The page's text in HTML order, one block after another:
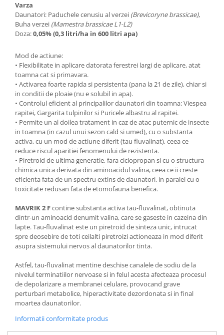
Varza
Daunatori: Paduchele cenusiu al verzei (Brevicoryne brassicae),
Buha verzei (Mamestra brassicae L1-L2)
Doza:0,05% (0,3 litri/ha in 600 litri apa)
Mod de actiune:
• Flexibilitate in aplicare datorata ferestrei largi de aplicare, atat
toamna cat si primavara.
• Activarea foarte rapida si persistenta (pana la 21 de zile), chiar si
in conditii de ploaie (nu e solubil in apa).
• Controlul eficient al principalilor daunatori din toamna: Viespea
rapitei, Gargarita tulpinilor si Puricele albastru al rapitei.
• Permite un al doilea tratament in caz de atac puternic de insecte
in toamna (in cazul unui sezon cald si umed), cu o substanta
activa, cu un mod de actiune diferit (tau fluvalinat), ceea ce
reduce riscul aparitiei fenomenului de rezistenta.
• Piretroid de ultima generatie, fara ciclopropan si cu o structura
chimica unica derivata din aminoacidul valina, ceea ce ii creste
eficienta fata de un spectru extins de daunatori, in paralel cu o
toxicitate redusan fata de etomofauna benefica.
MAVRIK 2 Fcontine substanta activa tau-fluvalinat, obtinuta
dintr-un aminoacid denumit valina, care se gaseste in cazeina din
lapte. Tau-fluvalinat este un piretroid de sinteza unic, intrucat
spre deosebire de toti ceilalti piretroizi actioneaza in mod diferit
asupra sistemului nervos al daunatorilor tinta.
Astfel, tau-fluvalinat mentine deschise canalele de sodiu de la
nivelul terminatiilor nervoase si in felul acesta afecteaza procesul
de depolarizare a membranei celulare, provocand grave
perturbari metabolice, hiperactivitate dezordonata si in final
moartea daunatorilor.
Informatii conformitate produs